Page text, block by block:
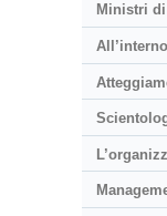
Ministri